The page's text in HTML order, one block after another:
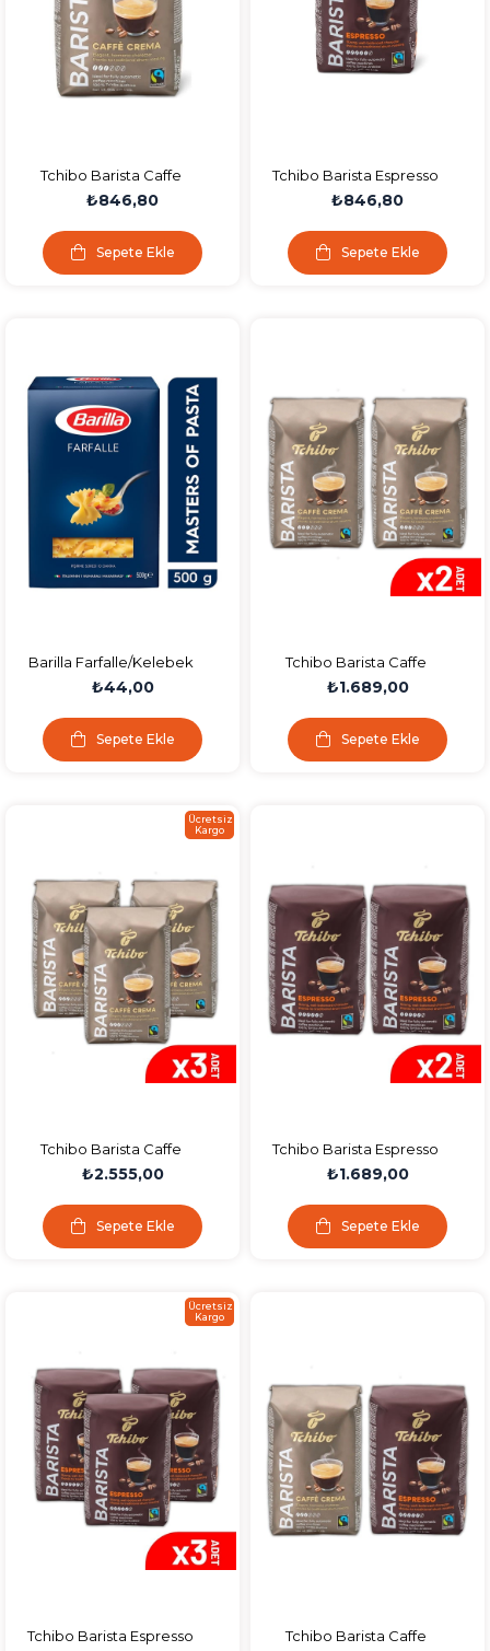
Tchibo Barista Caffe
Crema Çekirdek Kahve
₺846,80
Sepete Ekle
Tchibo Barista Espresso
Çekirdek Kahve 500g
₺846,80
Sepete Ekle
Barilla Farfalle/Kelebek
Makarna 500 Gr
₺44,00
Sepete Ekle
Tchibo Barista Caffe
Crema Çekirdek
₺1.689,00
Sepete Ekle
Tchibo Barista Caffe
Crema Çekirdek Kahve
₺2.555,00
Sepete Ekle
Ücretsiz
Kargo
Tchibo Barista Espresso
Çekirdek Kahve 500g 2li
₺1.689,00
Sepete Ekle
Tchibo Barista Espresso
Ücretsiz
Kargo
Tchibo Barista Caffe